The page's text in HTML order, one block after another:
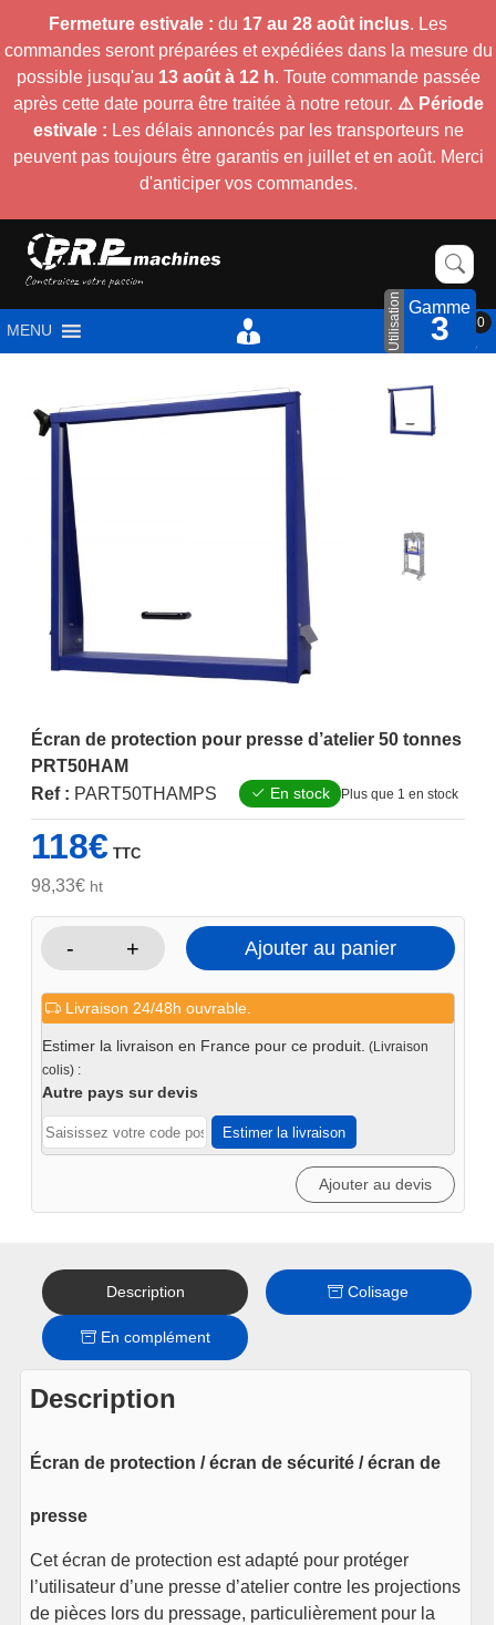
Fermeture estivale : du 17 au 28 août inclus. Les
commandes seront préparées et expédiées dans la mesure du
possible jusqu'au 13 août à 12 h. Toute commande passée
après cette date pourra être traitée à notre retour. ⚠️ Période
estivale : Les délais annoncés par les transporteurs ne
peuvent pas toujours être garantis en juillet et en août. Merci
d'anticiper vos commandes.
MENU 0
Écran de protection pour presse d’atelier 50 tonnes
PRT50HAM
Ref : PART50THAMPS En stock Plus que 1 en stock
Utilisation Gamme
3
118€ TTC
98,33€ht
-
quantité
Écran
de
pour
presse
d'atelier
+ Ajouter au panier
Livraison 24/48h ouvrable.
Estimer la livraison en France pour ce produit. (Livraison
colis) :
Autre pays sur devis
Estimer la livraison
Ajouter au devis
Description Colisage
En complément
Description
Écran de protection / écran de sécurité / écran de
presse
Cet écran de protection est adapté pour protéger
l’utilisateur d’une presse d’atelier contre les projections
de pièces lors du pressage, particulièrement pour la